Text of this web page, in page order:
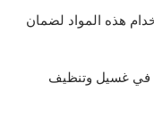
هذه المواد لضمان
في غسيل وتنظيف